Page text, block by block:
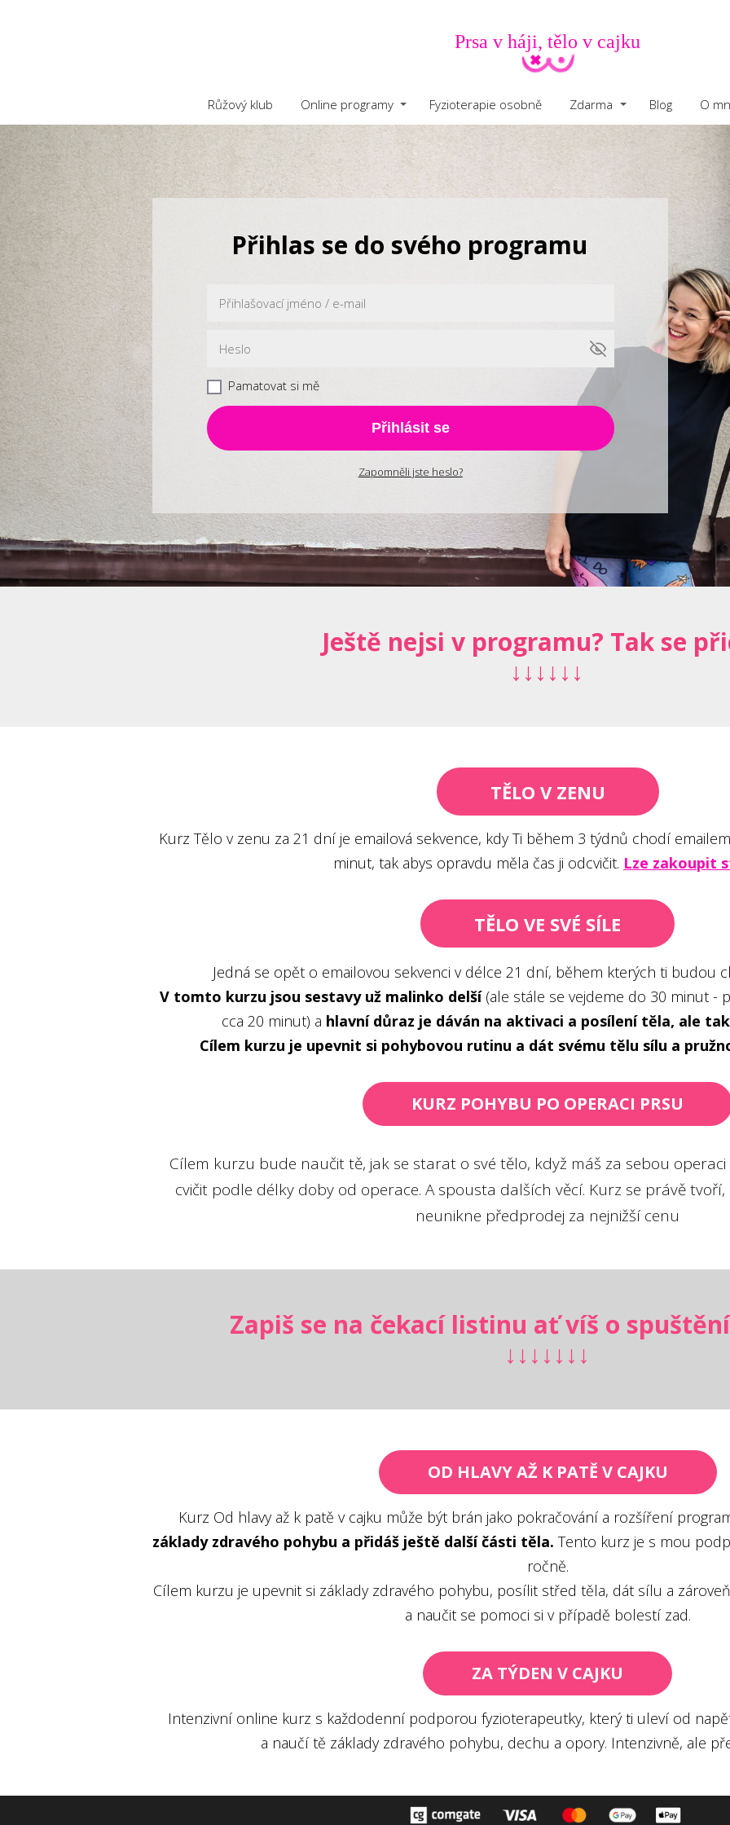
Prsa v háji, tělo v cajku
Růžový klub Online programy Fyzioterapie osobně Zdarma Blog O
Přihlas se do svého programu
Pamatovat si mě
Přihlásit se
Zapomněli jste heslo?
Ještě nejsi v programu? Tak se
↓↓↓↓↓↓
TĚLO V ZENU
Kurz Tělo v zenu za 21 dní je emailová sekvence, kdy Ti během 3 týdnů chodí
minut, tak abys opravdu měla čas ji odcvičit. Lze zakoupit
TĚLO VE SVÉ SÍLE
Jedná se opět o emailovou sekvenci v délce 21 dní, během kterých ti budou
V tomto kurzu jsou sestavy už malinko delší(ale stále se vejdeme do 30 minut -
cca 20 minut) a hlavní důraz je dáván na aktivaci a posílení těla, ale
Cílem kurzu je upevnit si pohybovou rutinu a dát svému tělu sílu a
KURZ POHYBU PO OPERACI PRSU
Cílem kurzu bude naučit tě, jak se starat o své tělo, když máš za sebou operaci
cvičit podle délky doby od operace. A spousta dalších věcí. Kurz se právě
neunikne předprodej za nejnižší cenu
Zapiš se na čekací listinu ať víš o
↓↓↓↓↓↓↓
OD HLAVY AŽ K PATĚ V CAJKU
Kurz Od hlavy až k patě v cajku může být brán jako pokračování a rozšíření
základy zdravého pohybu a přidáš ještě další části těla. Tento kurz je s mou
ročně.
Cílem kurzu je upevnit si základy zdravého pohybu, posílit střed těla, dát sílu a
a naučit se pomoci si v případě bolestí zad.
ZA TÝDEN V CAJKU
Intenzivní online kurz s každodenní podporou fyzioterapeutky, který ti uleví od
a naučí tě základy zdravého pohybu, dechu a opory. Intenzivně, ale